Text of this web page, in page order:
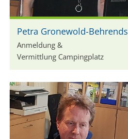
Petra Gronewold-Behrends
Anmeldung &
Vermittlung Campingplatz